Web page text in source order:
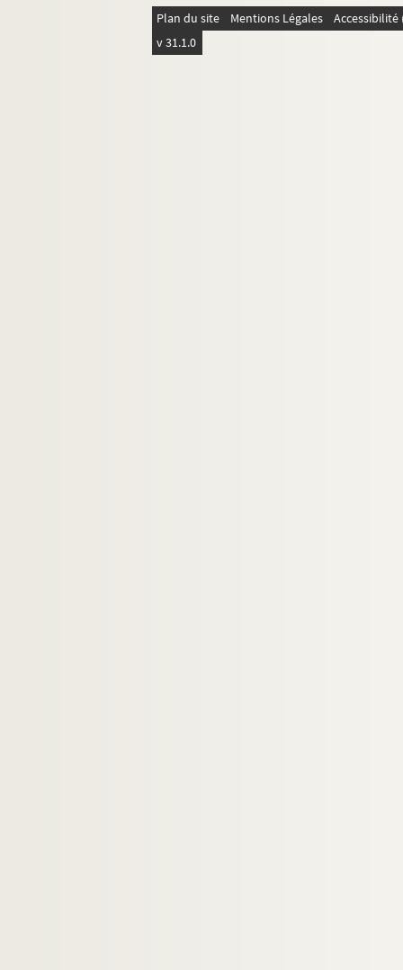
Plan du site Mentions Légales
v 31.1.0